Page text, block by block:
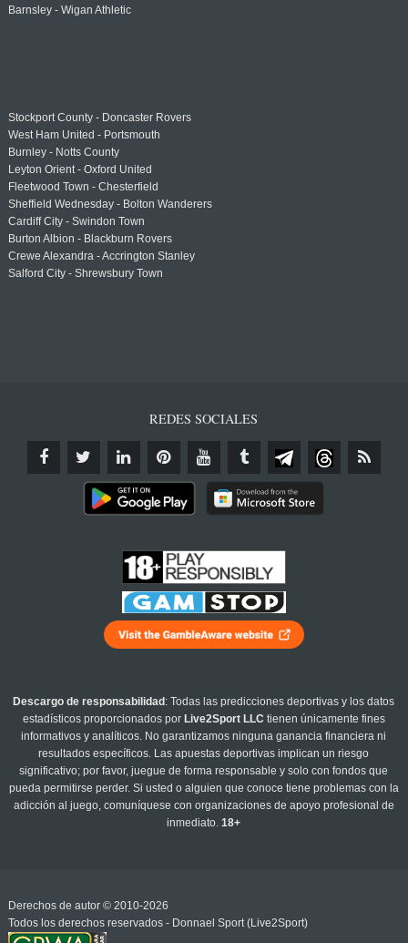
Barnsley - Wigan Athletic
Stockport County - Doncaster Rovers
West Ham United - Portsmouth
Burnley - Notts County
Leyton Orient - Oxford United
Fleetwood Town - Chesterfield
Sheffield Wednesday - Bolton Wanderers
Cardiff City - Swindon Town
Burton Albion - Blackburn Rovers
Crewe Alexandra - Accrington Stanley
Salford City - Shrewsbury Town
REDES SOCIALES
Descargo de responsabilidad : Todas las predicciones deportivas y los datos
estadísticos proporcionados por Live2Sport LLC tienen únicamente fines
informativos y analíticos. No garantizamos ninguna ganancia financiera ni
resultados específicos. Las apuestas deportivas implican un riesgo
significativo; por favor, juegue de forma responsable y solo con fondos que
pueda permitirse perder. Si usted o alguien que conoce tiene problemas con la
adicción al juego, comuníquese con organizaciones de apoyo profesional de
inmediato.18+
Derechos de autor © 2010-2026
Todos los derechos reservados - Donnael Sport (Live2Sport)